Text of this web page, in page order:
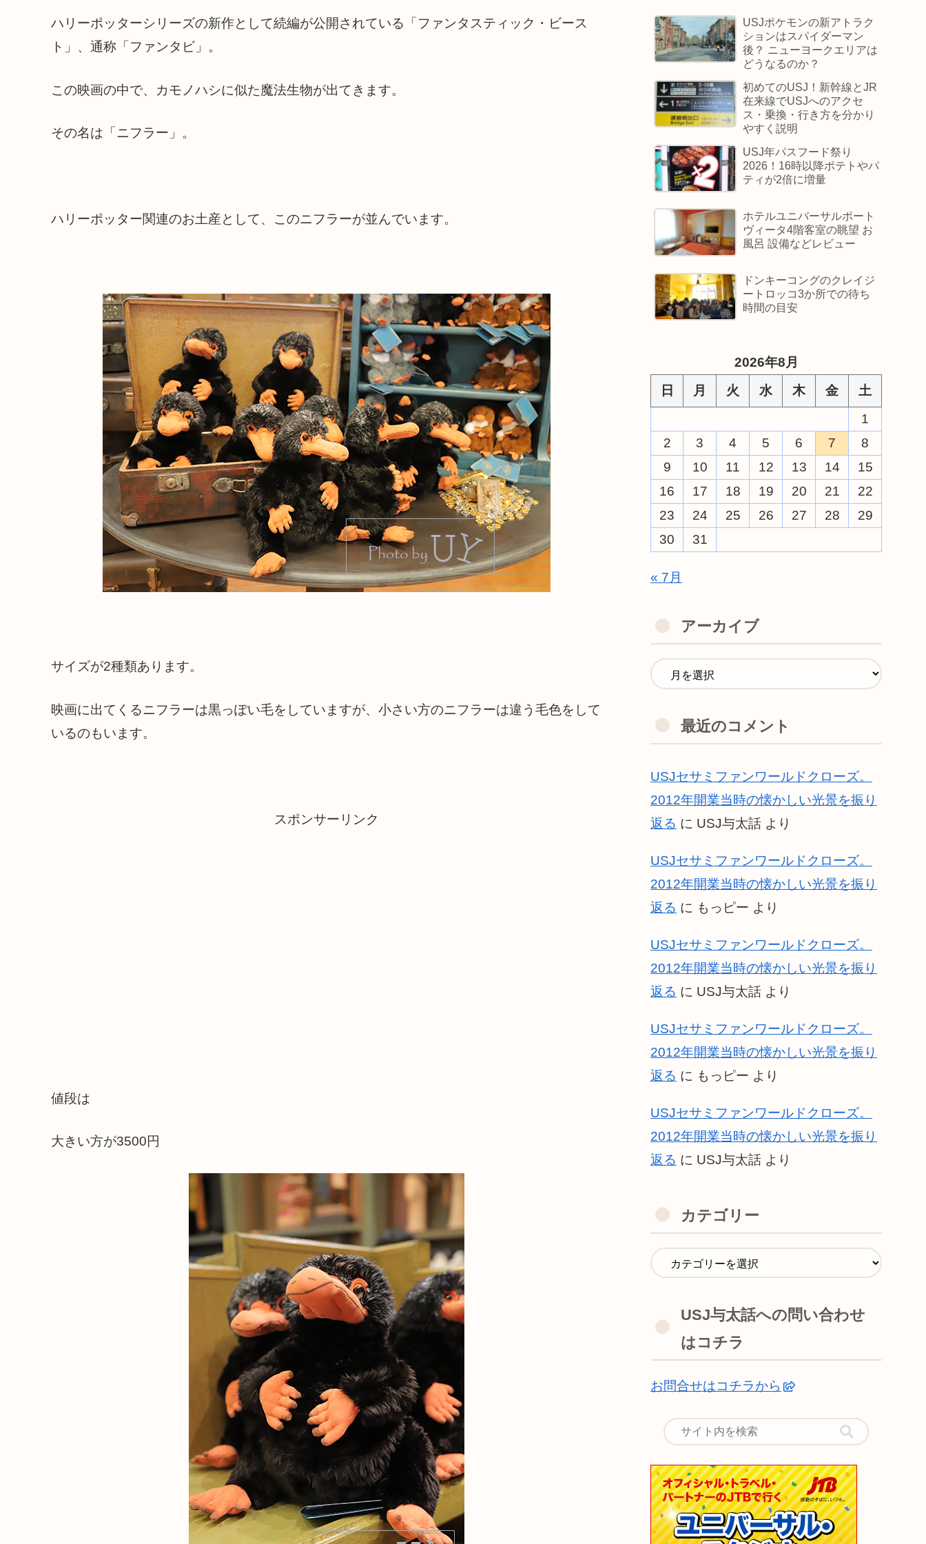
ハリーポッターシリーズの新作として続編が公開されている「ファンタスティック・ビース
ト」、通称「ファンタビ」。
この映画の中で、カモノハシに似た魔法生物が出てきます。
その名は「ニフラー」。
ハリーポッター関連のお土産として、このニフラーが並んでいます。
サイズが2種類あります。
映画に出てくるニフラーは黒っぽい毛をしていますが、小さい方のニフラーは違う毛色をして
いるのもいます。
スポンサーリンク
値段は
大きい方が3500円
USJポケモンの新アトラク
ションはスパイダーマン
後？ ニューヨークエリアは
どうなるのか？
初めてのUSJ！新幹線とJR
在来線でUSJへのアクセ
ス・乗換・行き方を分かり
やすく説明
USJ年パスフード祭り
2026！16時以降ポテトやパ
ティが2倍に増量
ホテルユニバーサルポート
ヴィータ4階客室の眺望 お
風呂 設備などレビュー
ドンキーコングのクレイジ
ートロッコ3か所での待ち
時間の目安
2026年8月
日
月 火 水 木 金
土
1
2
3 4 5 6 7
8
9
10 11 12 13 14
15
16
17 18 19 20 21
22
23
24 25 26 27 28
29
30
31
« 7月
アーカイブ
最近のコメント
USJセサミファンワールドクローズ。
2012年開業当時の懐かしい光景を振り
返る に USJ与太話 より
USJセサミファンワールドクローズ。
2012年開業当時の懐かしい光景を振り
返る に もっピー より
USJセサミファンワールドクローズ。
2012年開業当時の懐かしい光景を振り
返る に USJ与太話 より
USJセサミファンワールドクローズ。
2012年開業当時の懐かしい光景を振り
返る に もっピー より
USJセサミファンワールドクローズ。
2012年開業当時の懐かしい光景を振り
返る に USJ与太話 より
カテゴリー
USJ与太話への問い合わせ
はコチラ
お問合せはコチラから